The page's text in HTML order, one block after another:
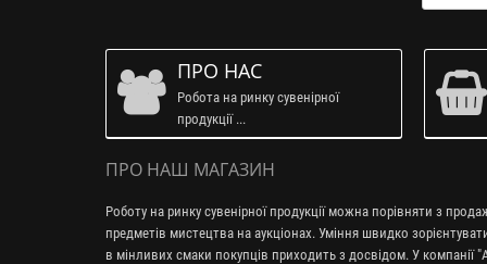
ПРО НАС
Робота на ринку сувенірної
продукції ...
ПРО НАШ МАГАЗИН
Роботу на ринку сувенірної продукції можна порівняти з
предметів мистецтва на аукціонах. Уміння швидко
в мінливих смаки покупців приходить з досвідом. У компанії